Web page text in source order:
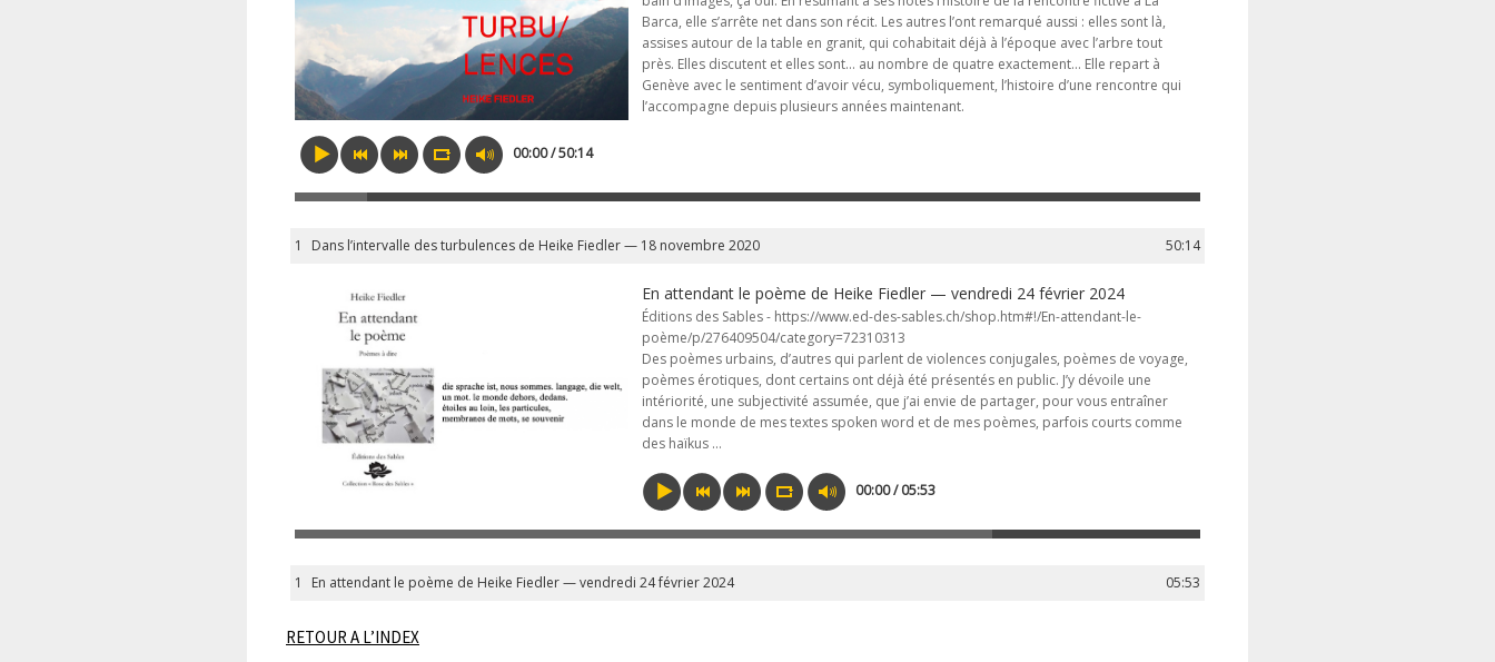
Barca, elle s’arrête net dans son récit. Les autres l’ont remarqué aussi : elles sont là,
assises autour de la table en granit, qui cohabitait déjà à l’époque avec l’arbre tout
près. Elles discutent et elles sont... au nombre de quatre exactement... Elle repart à
Genève avec le sentiment d’avoir vécu, symboliquement, l’histoire d’une rencontre qui
l’accompagne depuis plusieurs années maintenant.
00:00 / 50:14
1 50:14
Dans l’intervalle des turbulences de Heike Fiedler — 18 novembre 2020
En attendant le poème de Heike Fiedler — vendredi 24 février 2024
Éditions des Sables - https://www.ed-des-sables.ch/shop.htm#!/En-attendant-le-
poème/p/276409504/category=72310313
Des poèmes urbains, d’autres qui parlent de violences conjugales, poèmes de voyage,
poèmes érotiques, dont certains ont déjà été présentés en public. J’y dévoile une
intériorité, une subjectivité assumée, que j’ai envie de partager, pour vous entraîner
dans le monde de mes textes spoken word et de mes poèmes, parfois courts comme
des haïkus …
00:00 / 05:53
1 05:53
En attendant le poème de Heike Fiedler — vendredi 24 février 2024
RETOUR A L’INDEX